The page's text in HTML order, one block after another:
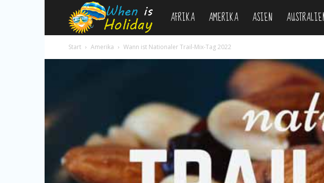
WhenIsHoliday.com
AFRIKA AMERIKA ASIEN
Start Amerika Wann ist Nationaler Trail-Mix-Tag 2022